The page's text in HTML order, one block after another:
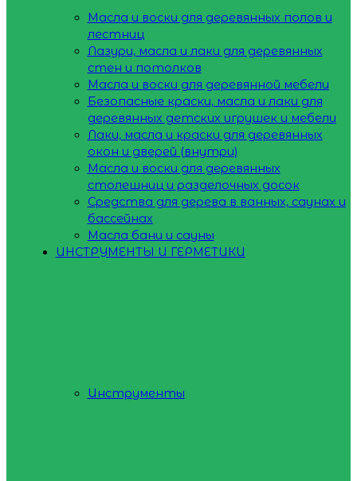
Масла и воски для деревянных полов и
лестниц
Лазури, масла и лаки для деревянных
стен и потолков
Масла и воски для деревянной мебели
Безопасные краски, масла и лаки для
деревянных детских игрушек и мебели
Лаки, масла и краски для деревянных
окон и дверей (внутри)
Масла и воски для деревянных
столешниц и разделочных досок
Средства для дерева в ванных, саунах и
бассейнах
Масла бани и сауны
ИНСТРУМЕНТЫ И ГЕРМЕТИКИ
Инструменты